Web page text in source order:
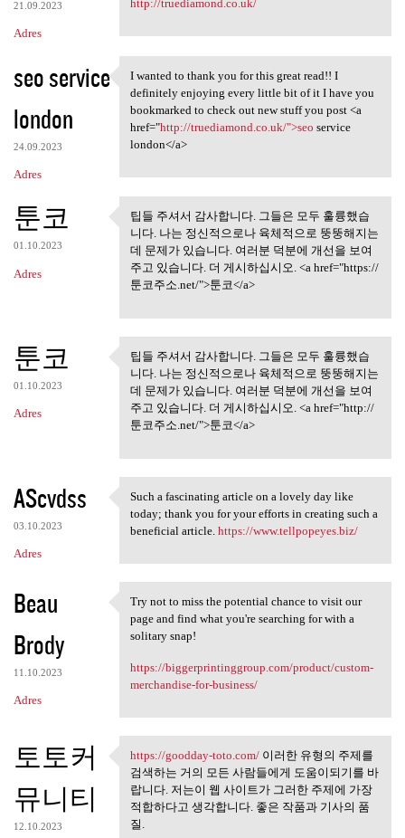
21.09.2023
Adres
http://truediamond.co.uk/
seo service
london
24.09.2023
Adres
I wanted to thank you for
I wanted to thank you for this great read!! I
definitely enjoying every little bit of it I have you
bookmarked to check out new stuff you post <a
href="http://truediamond.co.uk/">seo service
london</a>
툰코
01.10.2023
Adres
팁들 주셔서 감사합니다. 그들은
모두 훌륭했습니다.
팁들 주셔서 감사합니다. 그들은 모두 훌륭했습
니다. 나는 정신적으로나 육체적으로 뚱뚱해지는
데 문제가 있습니다. 여러분 덕분에 개선을 보여
주고 있습니다. 더 게시하십시오. <a href="https://
툰코주소.net/">툰코</a>
툰코
01.10.2023
Adres
팁들 주셔서 감사합니다. 그들은
모두 훌륭했습니다.
팁들 주셔서 감사합니다. 그들은 모두 훌륭했습
니다. 나는 정신적으로나 육체적으로 뚱뚱해지는
데 문제가 있습니다. 여러분 덕분에 개선을 보여
주고 있습니다. 더 게시하십시오. <a href="http://
툰코주소.net/">툰코</a>
AScvdss
03.10.2023
Adres
Such a fascinating article on
Such a fascinating article on a lovely day like
today; thank you for your efforts in creating such a
beneficial article. https://www.tellpopeyes.biz/
Beau
Brody
11.10.2023
Adres
Try not to miss the potential
Try not to miss the potential chance to visit our
page and find what you're searching for with a
solitary snap!
https://biggerprintinggroup.com/product/custom-
merchandise-for-business/
토토커
뮤니티
12.10.2023
https://goodday-toto.com/ 이러한
https://goodday-toto.com/이러한 유형의 주제를
검색하는 거의 모든 사람들에게 도움이되기를 바
랍니다. 저는이 웹 사이트가 그러한 주제에 가장
적합하다고 생각합니다. 좋은 작품과 기사의 품
질.